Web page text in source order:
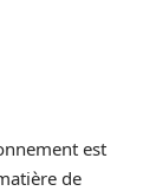
est
de